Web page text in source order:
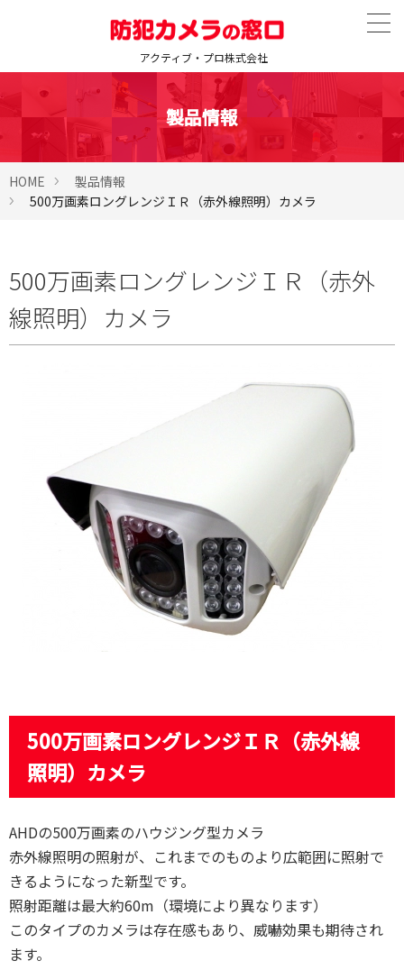
アクティブ・プロ株式会社
製品情報
HOME
製品情報
500万画素ロングレンジＩＲ（赤外線照明）カメラ
500万画素ロングレンジＩＲ（赤外
線照明）カメラ
500万画素ロングレンジＩＲ（赤外線
照明）カメラ
AHDの500万画素のハウジング型カメラ
赤外線照明の照射が、これまでのものより広範囲に照射で
きるようになった新型です。
照射距離は最大約60m（環境により異なります）
このタイプのカメラは存在感もあり、威嚇効果も期待され
ます。